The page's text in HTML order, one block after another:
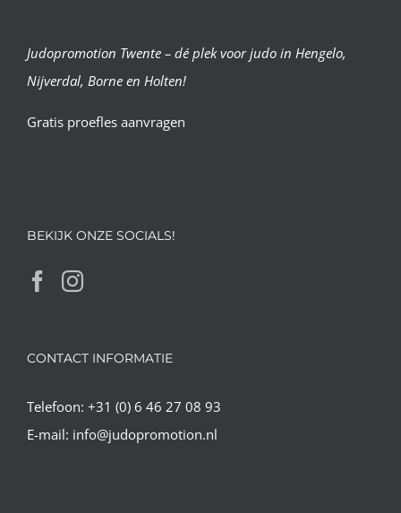
Judopromotion Twente – dé plek voor judo in Hengelo,
Nijverdal, Borne en Holten!
Gratis proefles aanvragen
BEKIJK ONZE SOCIALS!
CONTACT INFORMATIE
Telefoon: +31 (0) 6 46 27 08 93
E-mail: info@judopromotion.nl